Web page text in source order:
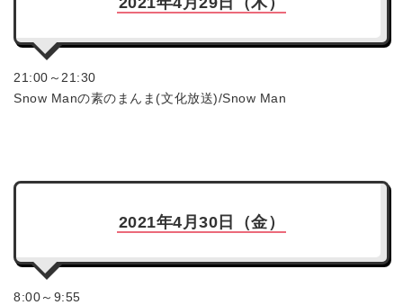
21:00～21:30
Snow Manの素のまんま(文化放送)/Snow Man
2021年4月30日（金）
8:00～9:55